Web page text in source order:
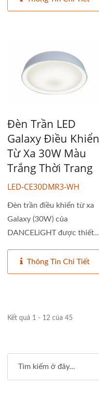
Đèn Trần LED
Galaxy Điều Khiển
Từ Xa 30W Màu
Trắng Thời Trang
LED-CE30DMR3-WH
Đèn trần điều khiển từ xa
Galaxy (30W) của
DANCELiGHT được thiết
Thông Tin Chi Tiết
Kết quả 1 - 12 của 45